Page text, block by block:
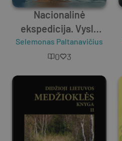
Nacionalinė
ekspedicija. Vysla
per Lenkiją
Selemonas Paltanavičius
0 3